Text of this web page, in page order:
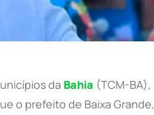
da Bahia (TCM-BA),
o prefeito de Baixa Grande,